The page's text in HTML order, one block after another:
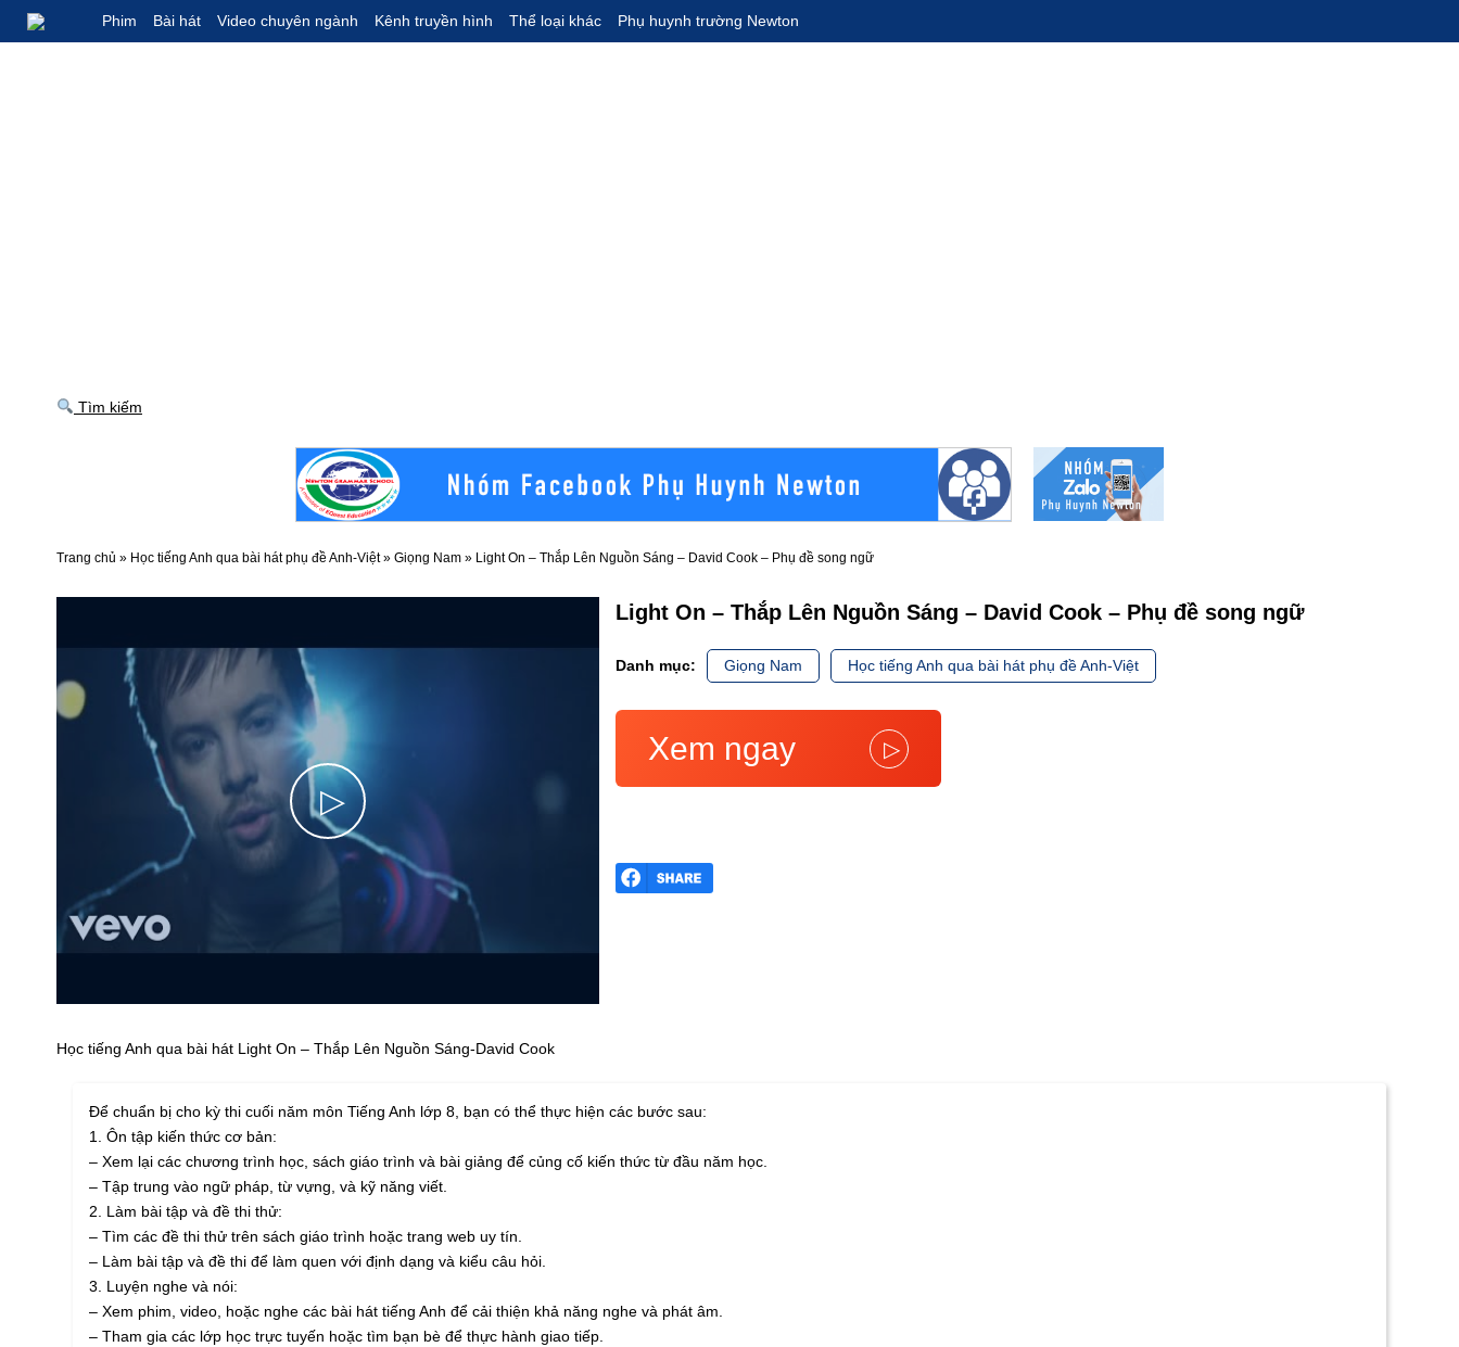
Phim Bài hát Video chuyên ngành Kênh truyền hình Thể loại khác Phụ huynh trường Newton
Tìm kiếm
Trang chủ » Học tiếng Anh qua bài hát phụ đề Anh-Việt» Giọng Nam » Light On – Thắp Lên Nguồn Sáng – David Cook – Phụ đề song ngữ
▷
Light On – Thắp Lên Nguồn Sáng – David Cook – Phụ đề song ngữ
Danh mục: Giọng Nam Học tiếng Anh qua bài hát phụ đề Anh-Việt
Xem ngay ▷
Học tiếng Anh qua bài hát Light On – Thắp Lên Nguồn Sáng-David Cook
Để chuẩn bị cho kỳ thi cuối năm môn Tiếng Anh lớp 8, bạn có thể thực hiện các bước sau:
1. Ôn tập kiến thức cơ bản:
– Xem lại các chương trình học, sách giáo trình và bài giảng để củng cố kiến thức từ đầu năm học.
– Tập trung vào ngữ pháp, từ vựng, và kỹ năng viết.
2. Làm bài tập và đề thi thử:
– Tìm các đề thi thử trên sách giáo trình hoặc trang web uy tín.
– Làm bài tập và đề thi để làm quen với định dạng và kiểu câu hỏi.
3. Luyện nghe và nói:
– Xem phim, video, hoặc nghe các bài hát tiếng Anh để cải thiện khả năng nghe và phát âm.
– Tham gia các lớp học trực tuyến hoặc tìm bạn bè để thực hành giao tiếp.